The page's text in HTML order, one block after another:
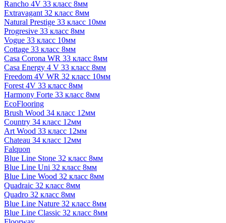
Rancho 4V 33 класс 8мм
Extravagant 32 класс 8мм
Natural Prestige 33 класс 10мм
Progresive 33 класс 8мм
Vogue 33 класс 10мм
Cottage 33 класс 8мм
Casa Corona WR 33 класс 8мм
Casa Energy 4 V 33 класс 8мм
Freedom 4V WR 32 класс 10мм
Forest 4V 33 класс 8мм
Harmony Forte 33 класс 8мм
EcoFlooring
Brush Wood 34 класс 12мм
Country 34 класс 12мм
Art Wood 33 класс 12мм
Chateau 34 класс 12мм
Falquon
Blue Line Stone 32 класс 8мм
Blue Line Uni 32 класс 8мм
Blue Line Wood 32 класс 8мм
Quadraic 32 класс 8мм
Quadro 32 класс 8мм
Blue Line Nature 32 класс 8мм
Blue Line Classic 32 класс 8мм